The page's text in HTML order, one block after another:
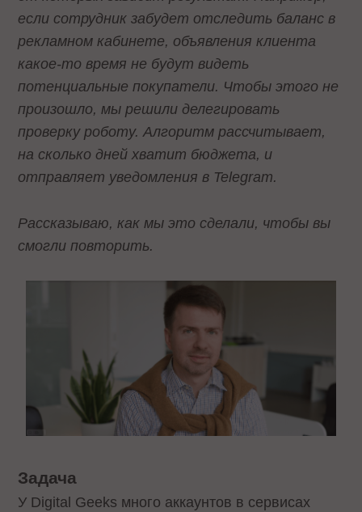
если сотрудник забудет отследить баланс в
рекламном кабинете, объявления клиента
какое-то время не будут видеть
потенциальные покупатели. Чтобы этого не
произошло, мы решили делегировать
проверку роботу. Алгоритм рассчитывает,
на сколько дней хватит бюджета, и
отправляет уведомления в Telegram.
Рассказываю, как мы это сделали, чтобы вы
смогли повторить.
Задача
У Digital Geeks много аккаунтов в сервисах